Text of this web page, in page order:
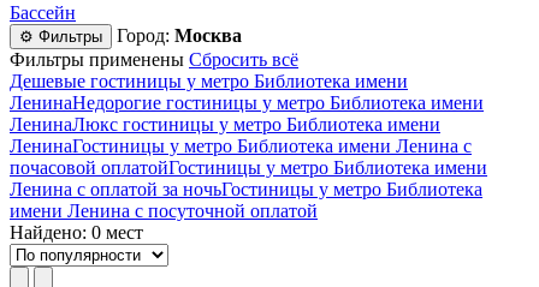
Бассейн
⚙ Фильтры Город: Москва
Фильтры применены Сбросить всё
Дешевые гостиницы у метро Библиотека имени
ЛенинаНедорогие гостиницы у метро Библиотека имени
ЛенинаЛюкс гостиницы у метро Библиотека имени
ЛенинаГостиницы у метро Библиотека имени Ленина c
почасовой оплатойГостиницы у метро Библиотека имени
Ленина с оплатой за ночьГостиницы у метро Библиотека
имени Ленина c посуточной оплатой
Найдено: 0 мест